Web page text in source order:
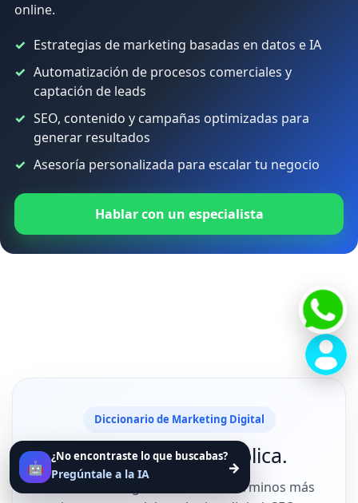
🤖
¿No encontraste lo que buscabas?
Pregúntale a la IA →
online.
Estrategias de marketing basadas en datos e IA
Automatización de procesos comerciales y
captación de leads
SEO, contenido y campañas optimizadas para
generar resultados
Asesoría personalizada para escalar tu negocio
Hablar con un especialista
Diccionario de Marketing Digital
Busca. Aprende. Aplica.
Encuentra el significado de los términos más